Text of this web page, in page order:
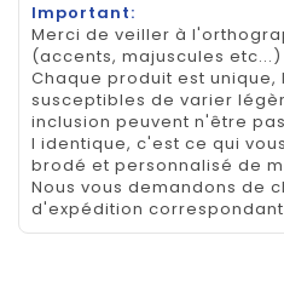
Important:
Merci de veiller à
(accents, majuscules etc...)
Chaque produit est unique,
susceptibles de varier
inclusion peuvent n'être
l identique, c'est ce qui
brodé et personnalisé de
Nous vous demandons de
d'expédition